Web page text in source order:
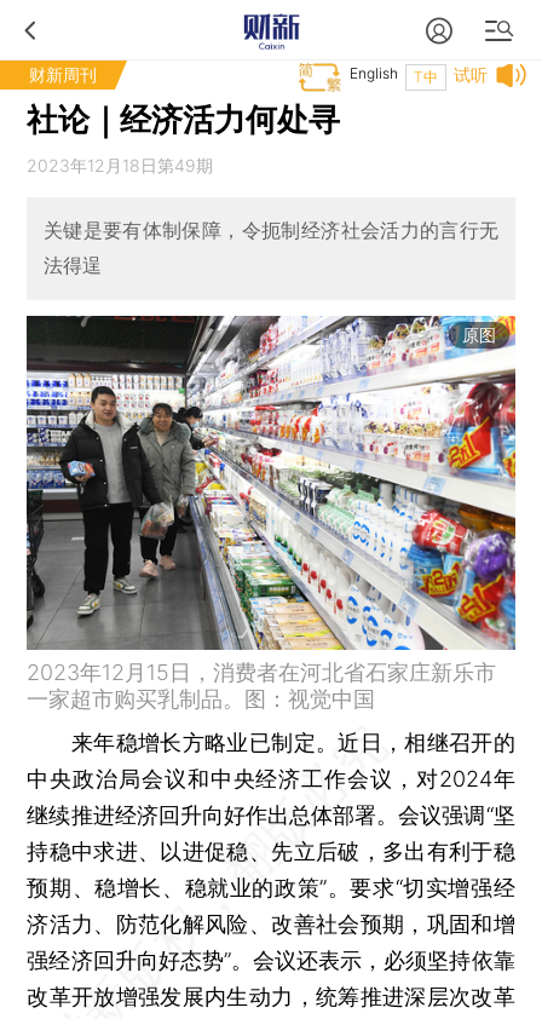
财新周刊 试听
T中
English
社论｜经济活力何处寻
2023年12月18日第49期
关键是要有体制保障，令扼制经济社会活力的言行无
法得逞
原图
2023年12月15日，消费者在河北省石家庄新乐市
一家超市购买乳制品。图：视觉中国
来年稳增长方略业已制定。近日，相继召开的
中央政治局会议和中央经济工作会议，对2024年
继续推进经济回升向好作出总体部署。会议强调“坚
持稳中求进、以进促稳、先立后破，多出有利于稳
预期、稳增长、稳就业的政策”。要求“切实增强经
济活力、防范化解风险、改善社会预期，巩固和增
强经济回升向好态势”。会议还表示，必须坚持依靠
改革开放增强发展内生动力，统筹推进深层次改革